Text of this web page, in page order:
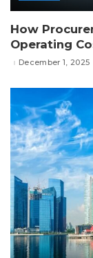
How
Operating
December 1, 2025